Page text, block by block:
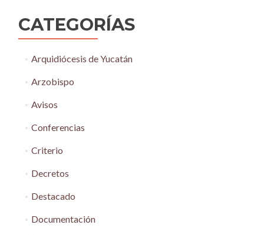
CATEGORÍAS
Arquidiócesis de Yucatán
Arzobispo
Avisos
Conferencias
Criterio
Decretos
Destacado
Documentación